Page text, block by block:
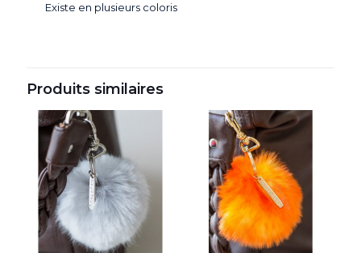
Existe en plusieurs coloris
Produits similaires